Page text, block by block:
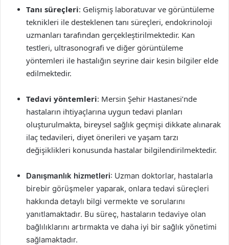
Tanı süreçleri: Gelişmiş laboratuvar ve görüntüleme
teknikleri ile desteklenen tanı süreçleri, endokrinoloji
uzmanları tarafından gerçekleştirilmektedir. Kan
testleri, ultrasonografi ve diğer görüntüleme
yöntemleri ile hastalığın seyrine dair kesin bilgiler elde
edilmektedir.
Tedavi yöntemleri: Mersin Şehir Hastanesi’nde
hastaların ihtiyaçlarına uygun tedavi planları
oluşturulmakta, bireysel sağlık geçmişi dikkate alınarak
ilaç tedavileri, diyet önerileri ve yaşam tarzı
değişiklikleri konusunda hastalar bilgilendirilmektedir.
Danışmanlık hizmetleri: Uzman doktorlar, hastalarla
birebir görüşmeler yaparak, onlara tedavi süreçleri
hakkında detaylı bilgi vermekte ve sorularını
yanıtlamaktadır. Bu süreç, hastaların tedaviye olan
bağlılıklarını artırmakta ve daha iyi bir sağlık yönetimi
sağlamaktadır.